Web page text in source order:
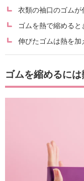
衣類の袖口のゴム
ゴムを熱で縮めると
伸びたゴムは熱を加
ゴムを縮めるに